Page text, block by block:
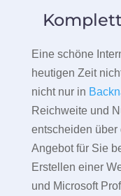
Eine schöne
heutigen Zeit
nicht nur in
Reichweite und
entscheiden über
Angebot für Sie
Erstellen einer
und Microsoft